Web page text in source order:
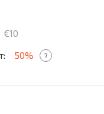
€10
50% ?